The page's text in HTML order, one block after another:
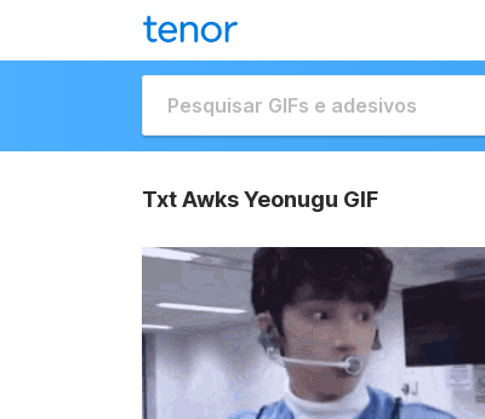
Txt Awks Yeonugu GIF